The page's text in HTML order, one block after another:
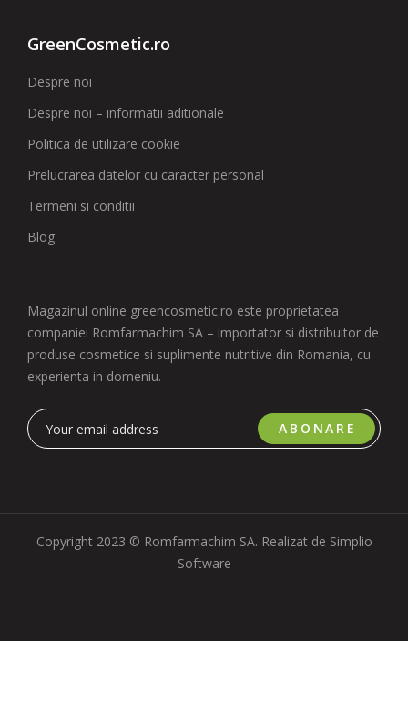
GreenCosmetic.ro
Despre noi
Despre noi – informatii aditionale
Politica de utilizare cookie
Prelucrarea datelor cu caracter personal
Termeni si conditii
Blog
Magazinul online greencosmetic.ro este proprietatea
companiei Romfarmachim SA – importator si distribuitor de
produse cosmetice si suplimente nutritive din Romania, cu
experienta in domeniu.
ABONARE
Copyright 2023 © Romfarmachim SA. Realizat de Simplio
Software